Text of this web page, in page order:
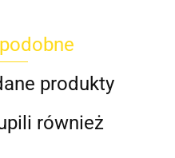
produkty
również